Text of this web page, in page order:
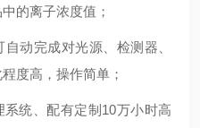
的离子浓度值；
动完成对光源、检测器、
度高，操作简单；
系统、配有定制10万小时高